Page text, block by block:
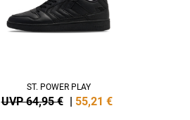
ST. POWER PLAY
UVP 64,95 € | 55,21 €